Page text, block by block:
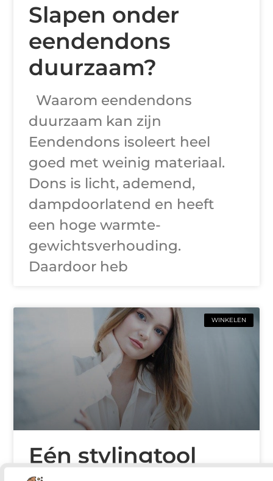
Slapen onder
eendendons
duurzaam?
Waarom eendendons
duurzaam kan zijn
Eendendons isoleert heel
goed met weinig materiaal.
Dons is licht, ademend,
dampdoorlatend en heeft
een hoge warmte-
gewichtsverhouding.
Daardoor heb
WINKELEN
Eén stylingtool